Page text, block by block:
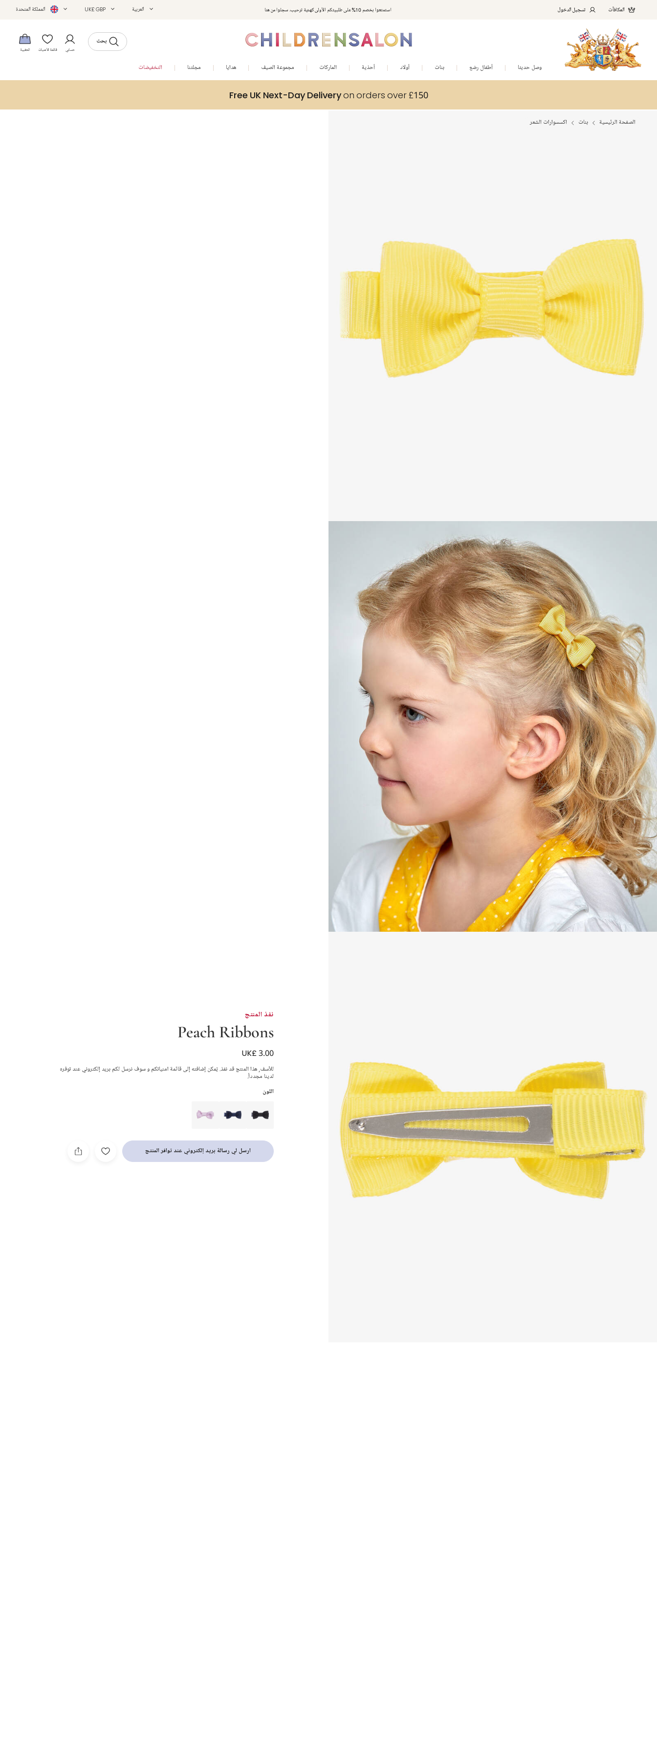
استمتعوا بخصم 10% على طلبيتكم الأولى كهدية ترحيب. سجلوا من هنا المكافآت تسجيل الدخول العربية UK£ GBP المملكة المتحدة
بحث
حسابي قائمة الأمنيات الحقيبة
وصل حديثا أطفال رضع بنات أولاد أحذية الماركات مجموعة الصيف هدايا مجلتنا التخفيضات
Free UK Next-Day Deliveryon orders over £150
الصفحة الرئيسية بنات اكسسوارات الشعر
نفذ المنتج
Peach Ribbons
مشبك فيونكة للشعر لون أصفر (5 سم)
UK£ 3.00
للأسف, هذا المنتج قد نفذ. يُمكن إضافته إلى قائمة امنياتكم و سوف نرسل لكم بريد إلكتروني عند توفره
لدينا مجدداً.
اللون
ارسل لي رسالة بريد إلكتروني عند توافر المنتج